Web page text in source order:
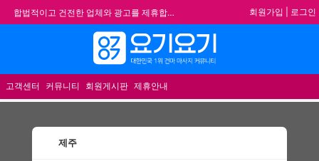
합법적이고 건전한 업체와 광고를 제휴합니다.
★요기요기 설 연휴 휴무 안내★
★ 요기요기 업체회원 안내사항 ★
불건전한 게시글은 삭제 및 회원탈퇴 됩니다.
회원가입 로그인
고객센터 커뮤니티 회원게시판 제휴안내
제주